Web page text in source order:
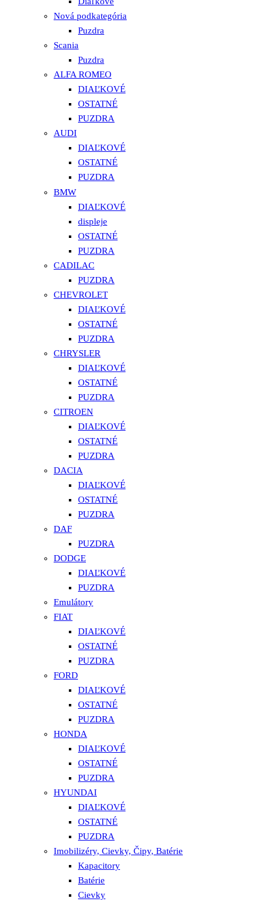
Nová podkategória
Puzdra
Scania
Puzdra
ALFA ROMEO
DIAĽKOVÉ
OSTATNÉ
PUZDRA
AUDI
DIAĽKOVÉ
OSTATNÉ
PUZDRA
BMW
DIAĽKOVÉ
displeje
OSTATNÉ
PUZDRA
CADILAC
PUZDRA
CHEVROLET
DIAĽKOVÉ
OSTATNÉ
PUZDRA
CHRYSLER
DIAĽKOVÉ
OSTATNÉ
PUZDRA
CITROEN
DIAĽKOVÉ
OSTATNÉ
PUZDRA
DACIA
DIAĽKOVÉ
OSTATNÉ
PUZDRA
DAF
PUZDRA
DODGE
DIAĽKOVÉ
PUZDRA
Emulátory
FIAT
DIAĽKOVÉ
OSTATNÉ
PUZDRA
FORD
DIAĽKOVÉ
OSTATNÉ
PUZDRA
HONDA
DIAĽKOVÉ
OSTATNÉ
PUZDRA
HYUNDAI
DIAĽKOVÉ
OSTATNÉ
PUZDRA
Imobilizéry, Cievky, Čipy, Batérie
Kapacitory
Batérie
Cievky